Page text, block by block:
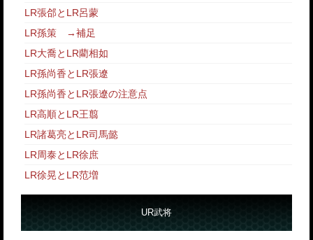
LR張郃とLR呂蒙
LR孫策 →補足
LR大喬とLR藺相如
LR孫尚香とLR張遼
LR孫尚香とLR張遼の注意点
LR高順とLR王翦
LR諸葛亮とLR司馬懿
LR周泰とLR徐庶
LR徐晃とLR范増
UR武将